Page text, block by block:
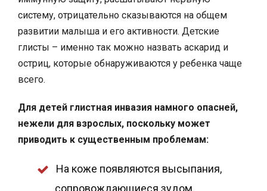
систему, отрицательно сказываются на общем
развитии малыша и его активности. Детские
глисты – именно так можно назвать аскарид и
остриц, которые обнаруживаются у ребенка чаще
всего.
Для детей глистная инвазия намного опасней,
нежели для взрослых, поскольку может
приводить к существенным проблемам:
На коже появляются высыпания,
сопровождающиеся зудом.